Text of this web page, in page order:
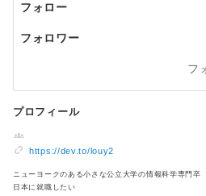
フォロー
フォロワー
フ
プロフィール
https://dev.to/louy2
ニューヨークのある小さな公立大学の情報科学専門卒
日本に就職したい